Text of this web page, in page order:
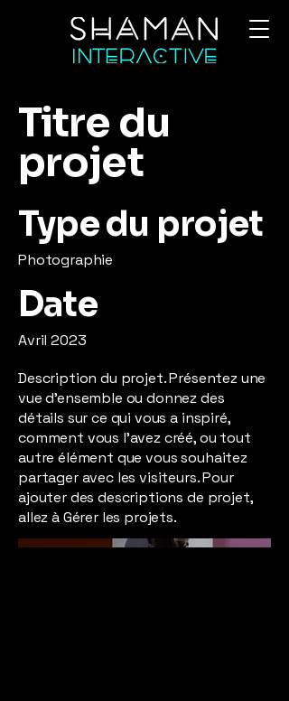
Titre du
projet
Type du projet
Photographie
Date
Avril 2023
Description du projet. Présentez une
vue d'ensemble ou donnez des
détails sur ce qui vous a inspiré,
comment vous l'avez créé, ou tout
autre élément que vous souhaitez
partager avec les visiteurs. Pour
ajouter des descriptions de projet,
allez à Gérer les projets.